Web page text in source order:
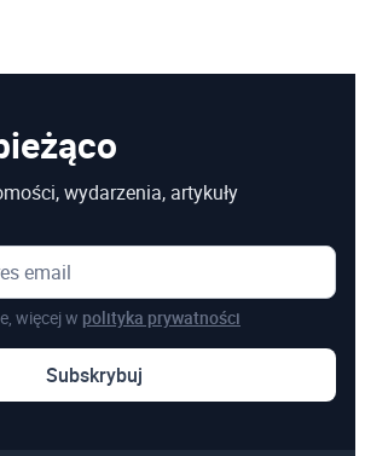
wydarzenia, artykuły
więcej w polityka prywatności
Subskrybuj